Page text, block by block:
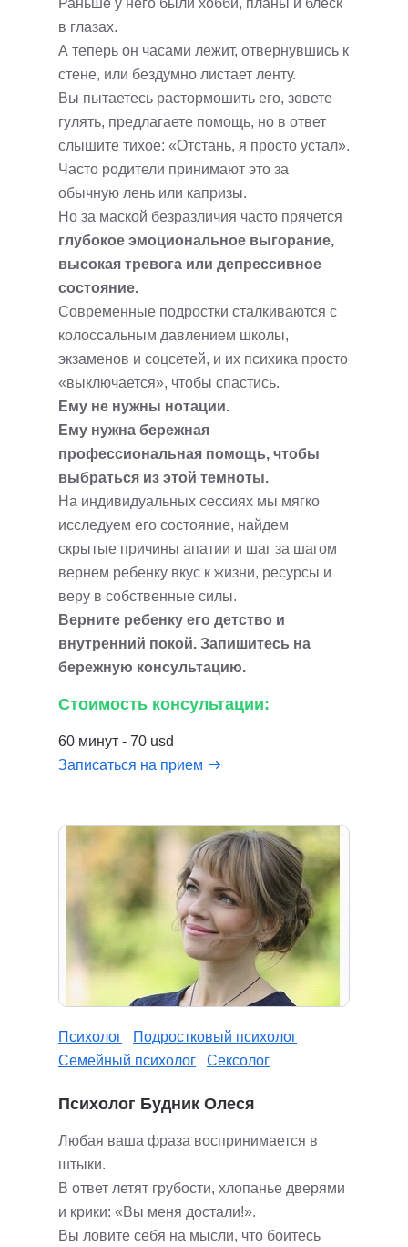
Раньше у него были хобби, планы и блеск
в глазах.
А теперь он часами лежит, отвернувшись к
стене, или бездумно листает ленту.
Вы пытаетесь растормошить его, зовете
гулять, предлагаете помощь, но в ответ
слышите тихое: «Отстань, я просто устал».
Часто родители принимают это за
обычную лень или капризы.
Но за маской безразличия часто прячется
глубокое эмоциональное выгорание,
высокая тревога или депрессивное
состояние.
Современные подростки сталкиваются с
колоссальным давлением школы,
экзаменов и соцсетей, и их психика просто
«выключается», чтобы спастись.
Ему не нужны нотации.
Ему нужна бережная
профессиональная помощь, чтобы
выбраться из этой темноты.
На индивидуальных сессиях мы мягко
исследуем его состояние, найдем
скрытые причины апатии и шаг за шагом
вернем ребенку вкус к жизни, ресурсы и
веру в собственные силы.
Верните ребенку его детство и
внутренний покой. Запишитесь на
бережную консультацию.
Стоимость консультации:
60 минут - 70 usd
Записаться на прием
Психолог
Подростковый психолог
Семейный психолог
Сексолог
Психолог Будник Олеся
Любая ваша фраза воспринимается в
штыки.
В ответ летят грубости, хлопанье дверями
и крики: «Вы меня достали!».
Вы ловите себя на мысли, что боитесь